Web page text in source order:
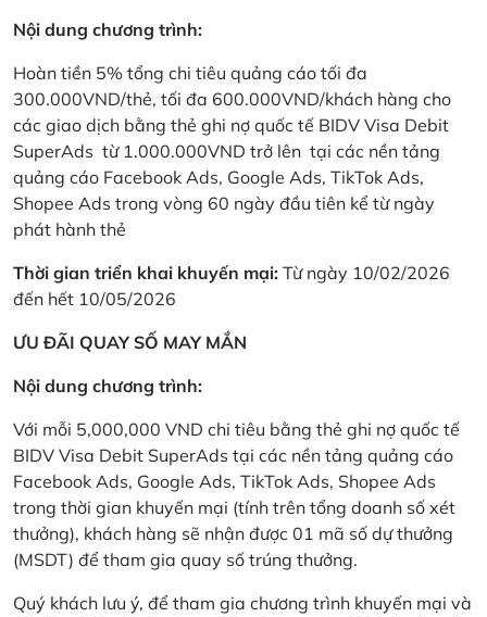
Nội dung chương trình:
Hoàn tiền 5% tổng chi tiêu quảng cáo tối đa
300.000VND/thẻ, tối đa 600.000VND/khách hàng cho
các giao dịch bằng thẻ ghi nợ quốc tế BIDV Visa Debit
SuperAds từ 1.000.000VND trở lên tại các nền tảng
quảng cáo Facebook Ads, Google Ads, TikTok Ads,
Shopee Ads trong vòng 60 ngày đầu tiên kể từ ngày
phát hành thẻ
Thời gian triển khai khuyến mại: Từ ngày 10/02/2026
đến hết 10/05/2026
ƯU ĐÃI QUAY SỐ MAY MẮN
Nội dung chương trình:
Với mỗi 5,000,000 VND chi tiêu bằng thẻ ghi nợ quốc tế
BIDV Visa Debit SuperAds tại các nền tảng quảng cáo
Facebook Ads, Google Ads, TikTok Ads, Shopee Ads
trong thời gian khuyến mại (tính trên tổng doanh số xét
thưởng), khách hàng sẽ nhận được 01 mã số dự thưởng
(MSDT) để tham gia quay số trúng thưởng.
Quý khách lưu ý, để tham gia chương trình khuyến mại và